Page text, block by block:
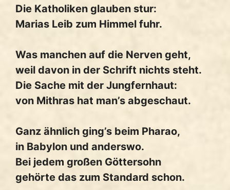
Die Katholiken glauben stur:
Marias Leib zum Himmel fuhr.
Was manchen auf die Nerven geht,
weil davon in der Schrift nichts steht.
Die Sache mit der Jungfernhaut:
von Mithras hat man’s abgeschaut.
Ganz ähnlich ging’s beim Pharao,
in Babylon und anderswo.
Bei jedem großen Göttersohn
gehörte das zum Standard schon.